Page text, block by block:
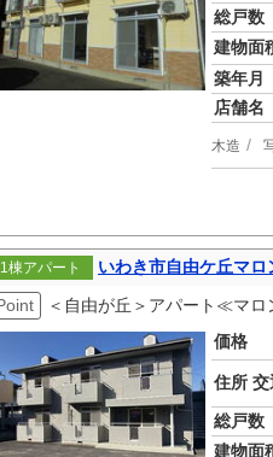
総戸数
建物面
築年月
店舗名
木造
1棟アパート
いわき市自由ケ丘マロ
＜自由が丘＞アパート≪マ
価格
住所 交
総戸数
建物面